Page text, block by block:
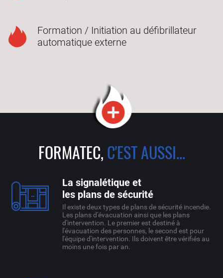
Formation / Initiation au défibrillateur
automatique externe
FORMATEC,C'EST AUSSI...
La signalétique et
les plans de sécurité
Il existe deux types de plans de sécurité incendie.
Les plans d'évacuation ainsi que les plans
d'intervention. Le premier est destiné à
l'évacuation des personnes, le second est pour
l'équipe d'intervention. Ils doivent être vérifiés au
moins une fois par an.